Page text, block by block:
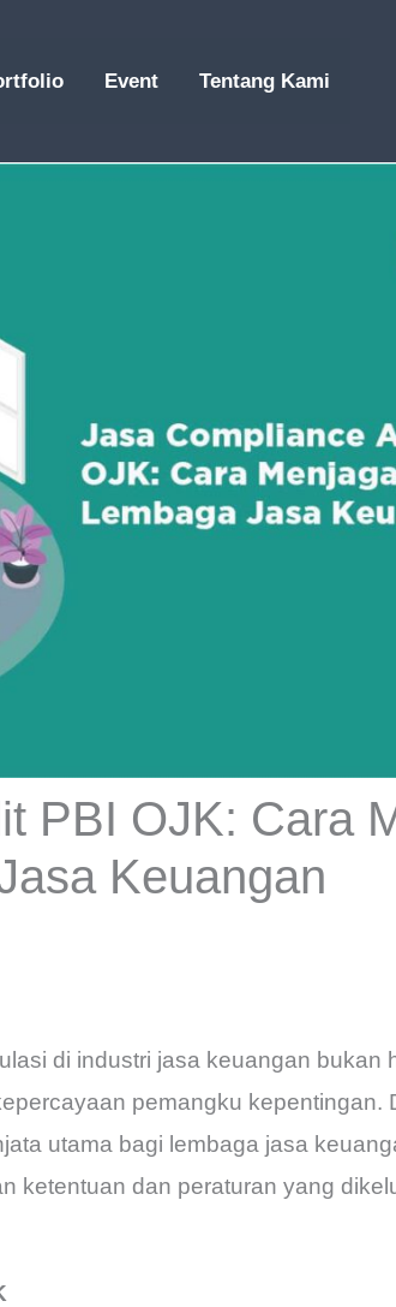
Event Tentang Kami
PBI OJK: Cara
Keuangan
di industri jasa keuangan bukan
pemangku kepentingan.
utama bagi lembaga jasa
ketentuan dan peraturan yang